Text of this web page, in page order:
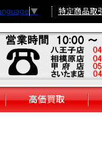
▼ 特定商品取引
高価買取